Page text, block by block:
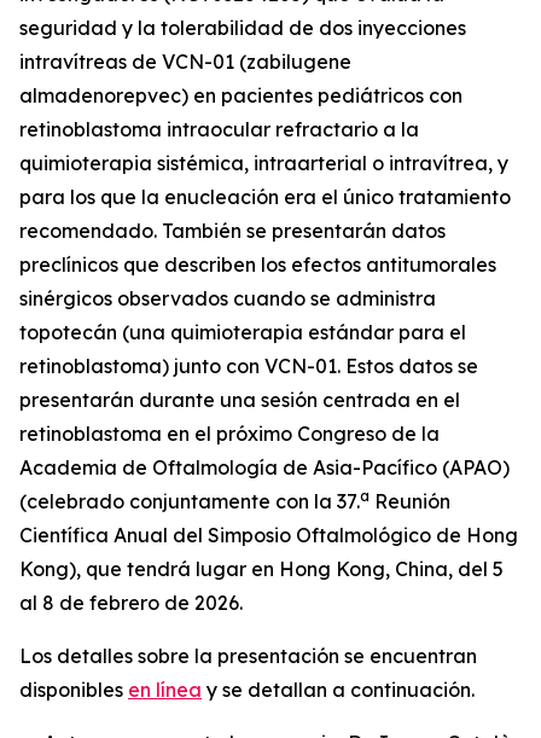
seguridad y la tolerabilidad de dos inyecciones
intravítreas de VCN-01 (zabilugene
almadenorepvec) en pacientes pediátricos con
retinoblastoma intraocular refractario a la
quimioterapia sistémica, intraarterial o intravítrea, y
para los que la enucleación era el único tratamiento
recomendado. También se presentarán datos
preclínicos que describen los efectos antitumorales
sinérgicos observados cuando se administra
topotecán (una quimioterapia estándar para el
retinoblastoma) junto con VCN-01. Estos datos se
presentarán durante una sesión centrada en el
retinoblastoma en el próximo Congreso de la
Academia de Oftalmología de Asia-Pacífico (APAO)
(celebrado conjuntamente con la 37.a Reunión
Científica Anual del Simposio Oftalmológico de Hong
Kong), que tendrá lugar en Hong Kong, China, del 5
al 8 de febrero de 2026.
Los detalles sobre la presentación se encuentran
disponibles en línea y se detallan a continuación.